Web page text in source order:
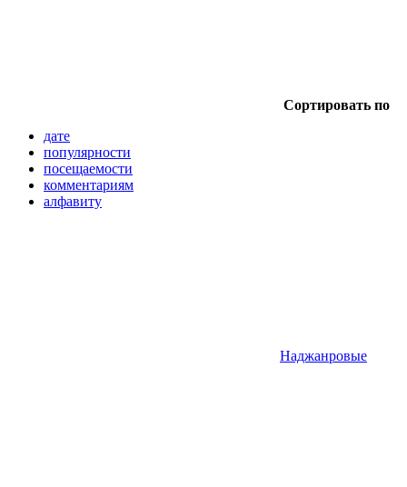
Сортировать по
дате
популярности
посещаемости
комментариям
алфавиту
Наджанровые